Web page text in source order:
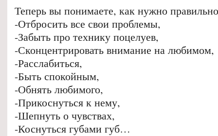
Теперь вы понимаете, как нужно
-Отбросить все свои проблемы,
-Забыть про технику поцелуев,
-Сконцентрировать внимание на любимом,
-Расслабиться,
-Быть спокойным,
-Обнять любимого,
-Прикоснуться к нему,
-Шепнуть о чувствах,
-Коснуться губами губ…